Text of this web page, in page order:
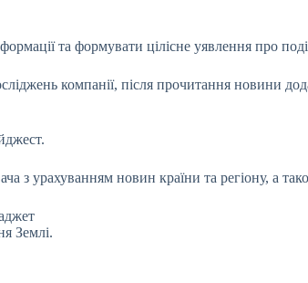
та формувати цілісне уявлення про
компанії, після прочитання новини
урахуванням новин країни та регіону, а
Землі.